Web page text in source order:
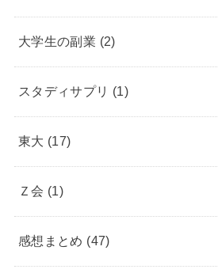
大学生の副業 (2)
スタディサプリ (1)
東大 (17)
Ｚ会 (1)
感想まとめ (47)